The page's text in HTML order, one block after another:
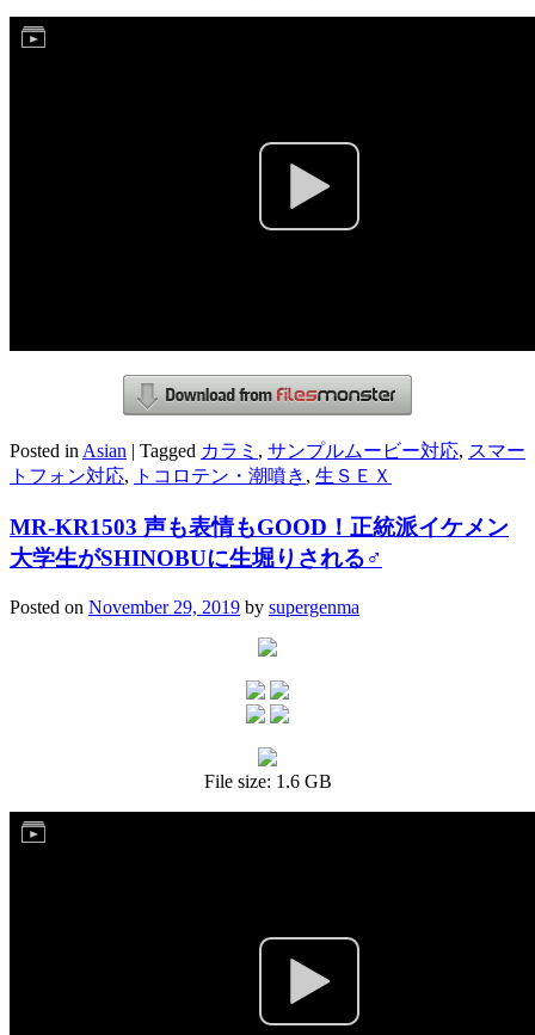
Posted in Asian | Tagged カラミ , サンプルムービー対応, スマー
トフォン対応, トコロテン・潮噴き , 生ＳＥＸ
MR-KR1503 声も表情もGOOD！正統派イケメン
大学生がSHINOBUに生堀りされる♂
Posted on November 29, 2019 by supergenma
File size: 1.6 GB